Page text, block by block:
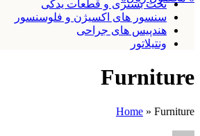
تخت بستری و قطعات یدکی
سنسور های اکسیژن و فلوسنسور
هندپیس های جراحی
ونتیلاتور
Furniture
Home » Furniture